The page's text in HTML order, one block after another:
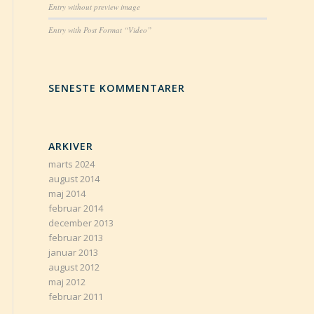
Entry without preview image
Entry with Post Format “Video”
SENESTE KOMMENTARER
ARKIVER
marts 2024
august 2014
maj 2014
februar 2014
december 2013
februar 2013
januar 2013
august 2012
maj 2012
februar 2011